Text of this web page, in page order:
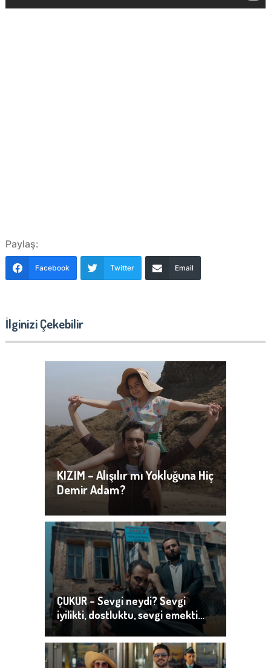
Paylaş:
Facebook Twitter Email
İlginizi Çekebilir
KIZIM – Alışılır mı Yokluğuna Hiç
Demir Adam?
ÇUKUR – Sevgi neydi? Sevgi
iyilikti, dostluktu, sevgi emekti…